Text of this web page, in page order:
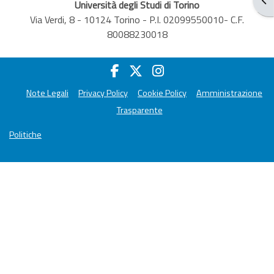
Università degli Studi di Torino
Via Verdi, 8 - 10124 Torino - P.I. 02099550010- C.F.
80088230018
Note Legali Privacy Policy Cookie Policy
Amministrazione
Trasparente
Politiche